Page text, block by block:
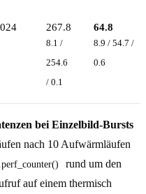
267.8
8.1 /
254.6
/ 0.1
64.8
8.9 / 54.7 /
0.6
bei Einzelbild-Bursts
nach 10 Aufwärmläufen
rund um den
auf einem thermisch